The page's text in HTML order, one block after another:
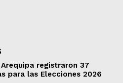
registraron 37
para las Elecciones 2026